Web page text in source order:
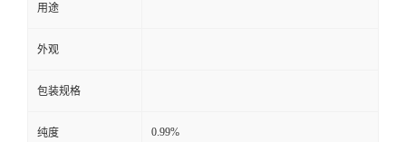
用途
外观
包装规格
纯度 0.99%